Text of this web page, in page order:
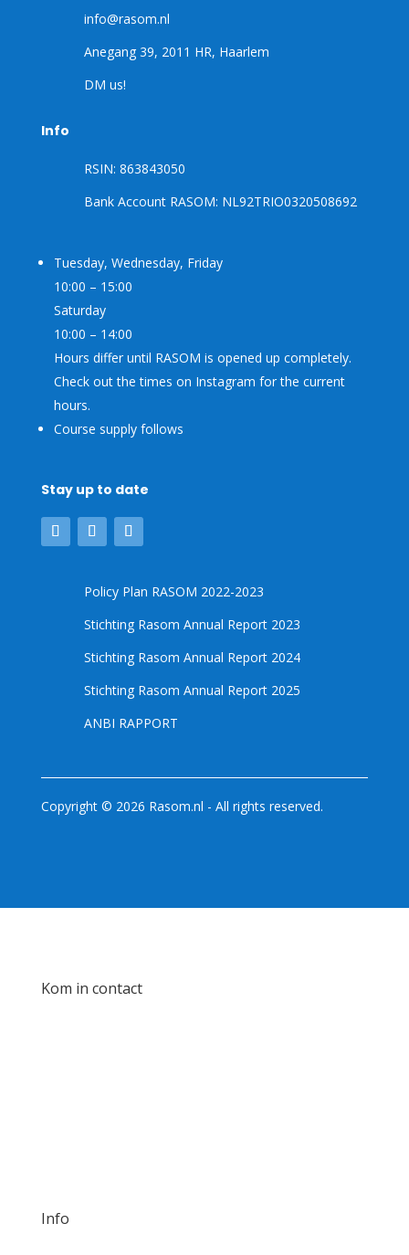
info@rasom.nl
Anegang 39, 2011 HR, Haarlem
DM us!
Info
RSIN: 863843050
Bank Account RASOM: NL92TRIO0320508692
Tuesday, Wednesday, Friday
10:00 – 15:00
Saturday
10:00 – 14:00
Hours differ until RASOM is opened up completely.
Check out the times on Instagram for the current
hours.
Course supply follows
Stay up to date
Policy Plan RASOM 2022-2023
Stichting Rasom Annual Report 2023
Stichting Rasom Annual Report 2024
Stichting Rasom Annual Report 2025
ANBI RAPPORT
Copyright © 2026 Rasom.nl - All rights reserved.
Kom in contact
Info